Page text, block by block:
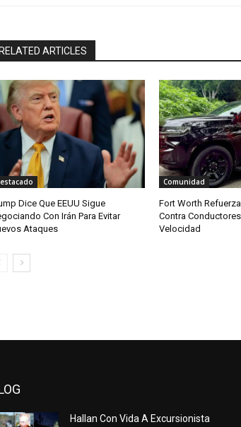
RELATED ARTICLES
Dice Que EEUU Sigue
Con Irán Para Evitar
Ataques
Comunidad
Fort Worth
Contra
Velocidad
Hallan Con Vida A Excursionista